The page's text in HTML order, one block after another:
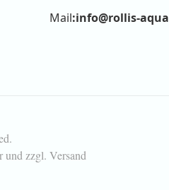
Mail:info@rollis-
und zzgl. Versand